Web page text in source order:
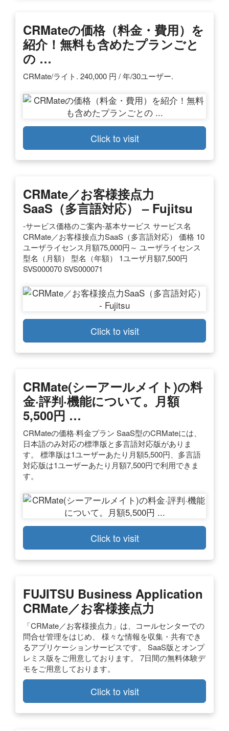
CRMateの価格（料金・費用）を
紹介！無料も含めたプランごと
の …
CRMate/ライト. 240,000 円 / 年/30ユーザー.
Click to visit
CRMate／お客様接点力
SaaS（多言語対応） – Fujitsu
-サービス価格のご案内-基本サービス サービス名
CRMate／お客様接点力SaaS（多言語対応） 価格 10
ユーザライセンス月額75,000円～ ユーザライセンス
型名（月額） 型名（年額） 1ユーザ月額7,500円
SVS000070 SVS000071
Click to visit
CRMate(シーアールメイト)の料
金·評判·機能について。月額
5,500円 …
CRMateの価格·料金プラン SaaS型のCRMateには、
日本語のみ対応の標準版と多言語対応版がありま
す。 標準版は1ユーザーあたり月額5,500円、多言語
対応版は1ユーザーあたり月額7,500円で利用できま
す。
Click to visit
FUJITSU Business Application
CRMate／お客様接点力
「CRMate／お客様接点力」は、コールセンターでの
問合せ管理をはじめ、 様々な情報を収集・共有でき
るアプリケーションサービスです。 SaaS版とオンプ
レミス版をご用意しております。 7日間の無料体験デ
モをご用意しております。
Click to visit